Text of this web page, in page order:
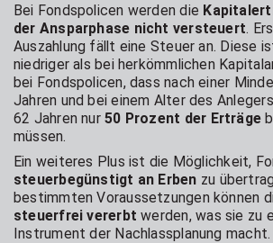
Bei Fondspolicen werden die
der Ansparphase nicht versteuert.
Auszahlung fällt eine Steuer an. Diese
niedriger als bei herkömmlichen
bei Fondspolicen, dass nach einer
Jahren und bei einem Alter des
62 Jahren nur50 Prozent der Erträge
müssen.
Ein weiteres Plus ist die Möglichkeit,
steuerbegünstigt an Erben zu
bestimmten Voraussetzungen können
steuerfrei vererbt werden, was sie zu
Instrument der Nachlassplanung macht.